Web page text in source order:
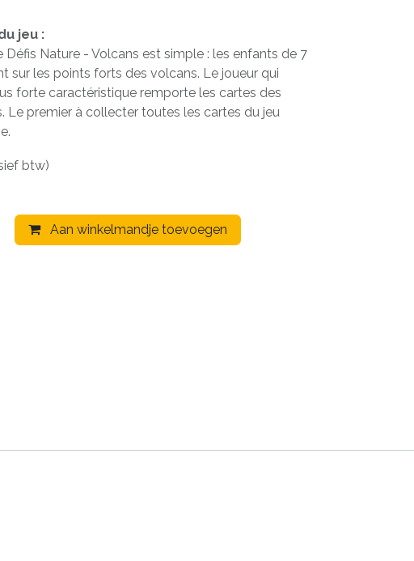
jeu :
Défis Nature - Volcans est simple : les enfants de 7
sur les points forts des volcans. Le joueur qui
forte caractéristique remporte les cartes des
Le premier à collecter toutes les cartes du jeu
btw)
Aan winkelmandje toevoegen